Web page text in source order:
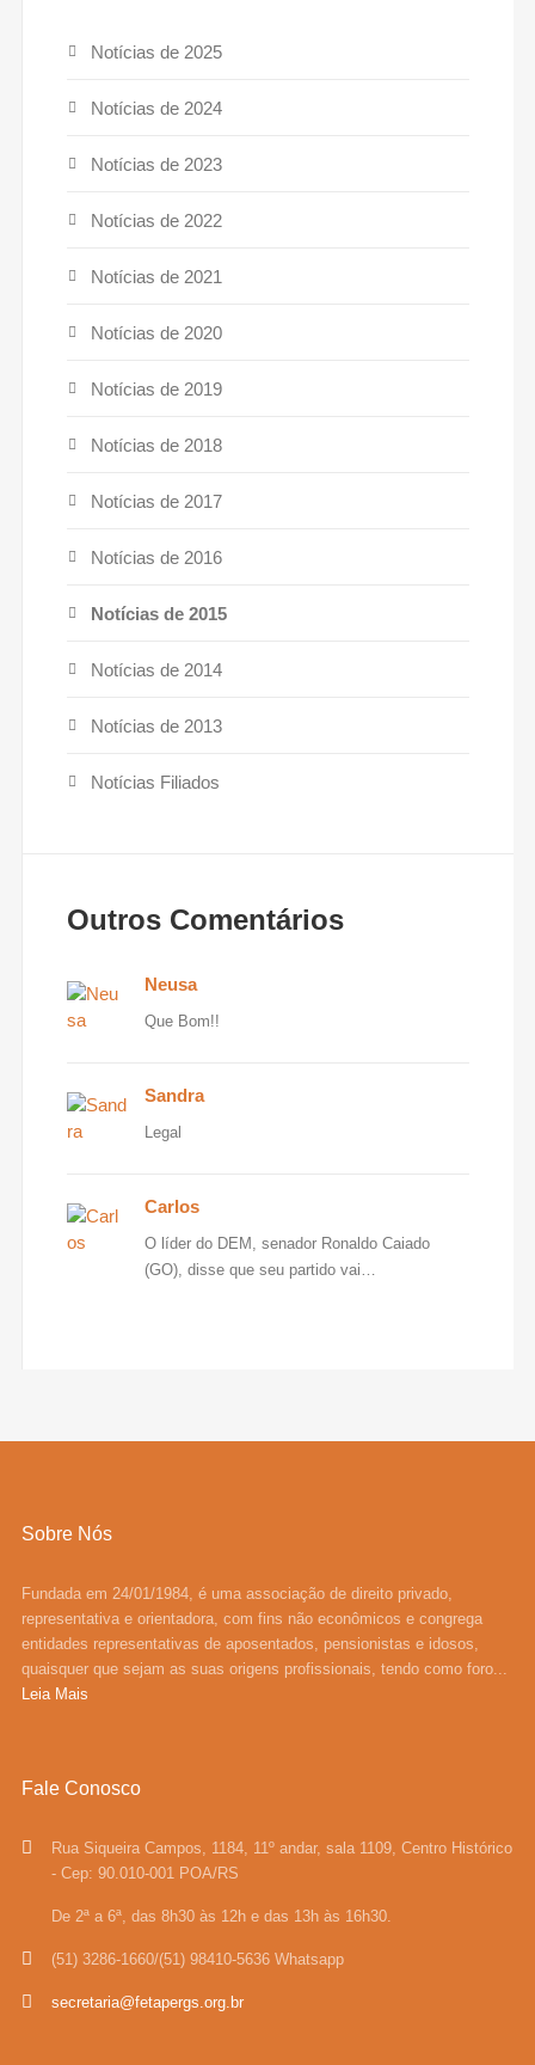
Notícias de 2025
Notícias de 2024
Notícias de 2023
Notícias de 2022
Notícias de 2021
Notícias de 2020
Notícias de 2019
Notícias de 2018
Notícias de 2017
Notícias de 2016
Notícias de 2015
Notícias de 2014
Notícias de 2013
Notícias Filiados
Outros Comentários
Neusa
Que Bom!!
Sandra
Legal
Carlos
O líder do DEM, senador Ronaldo Caiado
(GO), disse que seu partido vai…
Sobre Nós
Fundada em 24/01/1984, é uma associação de direito privado,
representativa e orientadora, com fins não econômicos e congrega
entidades representativas de aposentados, pensionistas e idosos,
quaisquer que sejam as suas origens profissionais, tendo como foro...
Leia Mais
Fale Conosco
Rua Siqueira Campos, 1184, 11º andar, sala 1109, Centro Histórico
- Cep: 90.010-001 POA/RS
De 2ª a 6ª, das 8h30 às 12h e das 13h às 16h30.
(51) 3286-1660/(51) 98410-5636 Whatsapp
secretaria@fetapergs.org.br